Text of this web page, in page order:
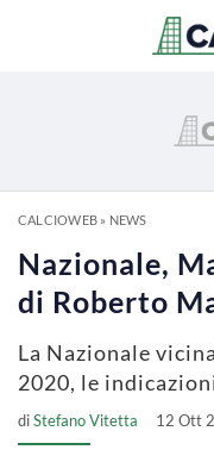
CALCIOWEB» NEWS
Nazionale,
di Roberto
La Nazionale
2020, le
diStefano Vitetta 12 Ott